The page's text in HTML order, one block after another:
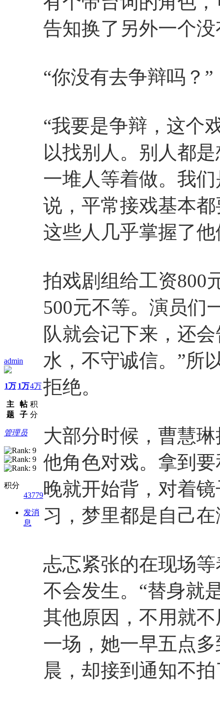
admin
1万
主
题
1万
帖
子
4万
积
分
管理员
积分
43779
发消
息
告知换了另外一个
“你没有去争辩吗？”
“我要是争辩，这个
以找别人。别人都
一堆人等着做。我
说，平常接戏基本
这些人几乎掌握了
拍戏剧组给工资800
500元不等。演员们
队就会记下来，还
水，不守诚信。”所
拒绝。
大部分时候，曹慧
他角色对戏。拿到
晚就开始背，对着
习，梦里都是自己
忐忑紧张的在现场
不会发生。“替身就
其他原因，不用就
一场，她一早五点
晨，却接到通知不